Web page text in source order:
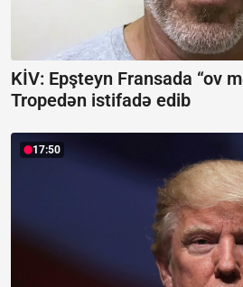
KİV: Epşteyn Fransada “ov
Tropedən istifadə edib
17:50